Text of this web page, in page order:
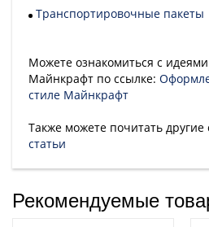
Транспортировочные пакеты
Можете ознакомиться с
Майнкрафт по ссылке:
стиле Майнкрафт
Также можете почитать другие
статьи
Рекомендуемые